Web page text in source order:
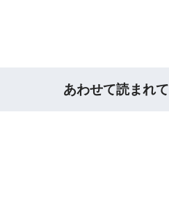
あわせて読まれ